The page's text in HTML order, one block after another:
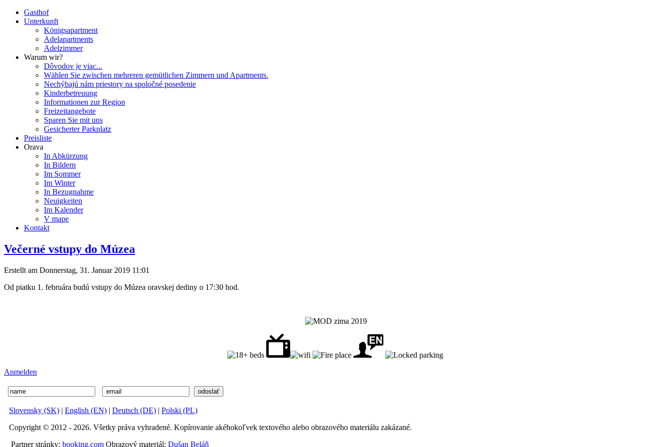
Gasthof
Unterkunft
Königsapartment
Adelapartments
Adelzimmer
Warum wir?
Dôvodov je viac...
Wählen Sie zwischen mehreren gemütlichen Zimmern und Apartments.
Nechýbajú nám priestory na spoločné posedenie
Kinderbetreuung
Informationen zur Region
Freizeitangebote
Sparen Sie mit uns
Gesicherter Parkplatz
Preisliste
Orava
In Abkürzung
In Bildern
Im Sommer
Im Winter
In Bezugnahme
Neuigkeiten
Im Kalender
V mape
Kontakt
Večerné vstupy do Múzea
Erstellt am Donnerstag, 31. Januar 2019 11:01
Od piatku 1. februára budú vstupy do Múzea oravskej dediny o 17:30 hod.
Anmelden
Slovensky (SK) | English (EN) | Deutsch (DE) | Polski (PL)
Copyright © 2012 - 2026. Všetky práva vyhradené. Kopírovanie akéhokoľvek textového alebo obrazového materiálu zakázané.
Partner stránky: booking.com Obrazový materiál: Dušan Beláň